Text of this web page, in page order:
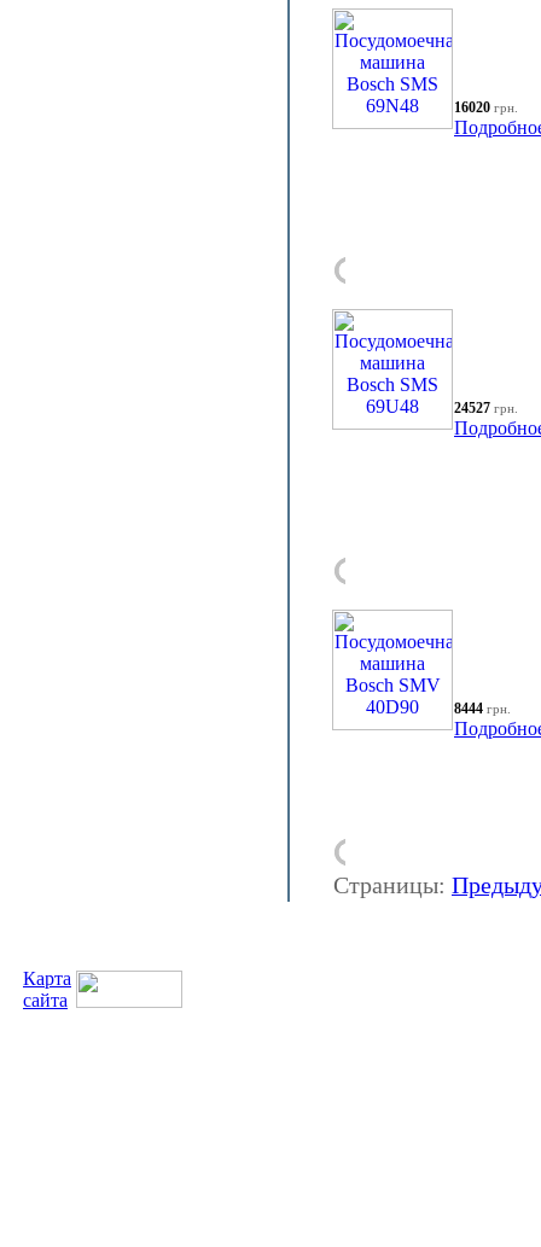
16020 грн.
24527 грн.
8444 грн.
Страницы:
Карта
сайта